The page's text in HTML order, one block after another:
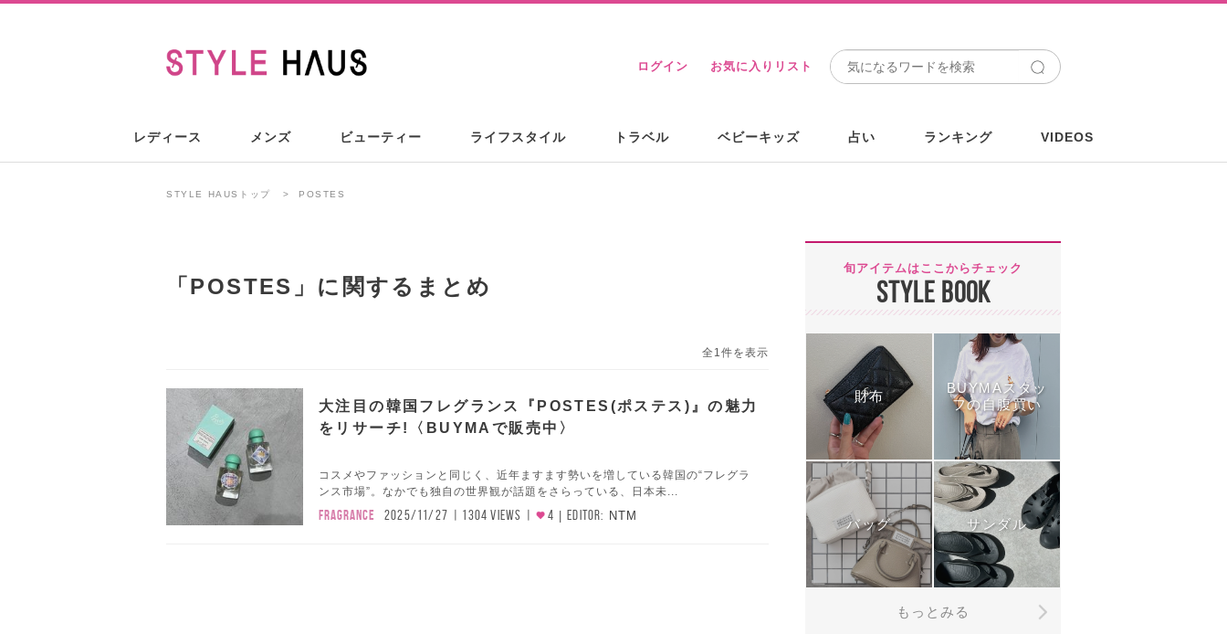
ログイン お気に入りリスト
レディース メンズ ビューティー ライフスタイル トラベル ベビーキッズ 占い ランキング VIDEOS
STYLE HAUSトップ POSTES
「POSTES 」に関するまとめ
全1件を表示
大注目の韓国フレグランス『POSTES(ポステス)』の魅力
をリサーチ!〈BUYMAで販売中〉
コスメやファッションと同じく、近年ますます勢いを増している韓国の“フレグラ
ンス市場”。なかでも独自の世界観が話題をさらっている、日本未...
FRAGRANCE 2025/11/27 1304 VIEWS 4 EDITOR: NTM
旬アイテムはここからチェック
STYLE BOOK
財布
BUYMAスタッ
フの自腹買い
バッグ サンダル
もっとみる